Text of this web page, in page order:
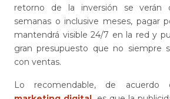
retorno de la inversión se verán
semanas o inclusive meses, pagar
mantendrá visible 24/7 en la red y
gran presupuesto que no siempre
con ventas.
Lo recomendable, de acuerdo